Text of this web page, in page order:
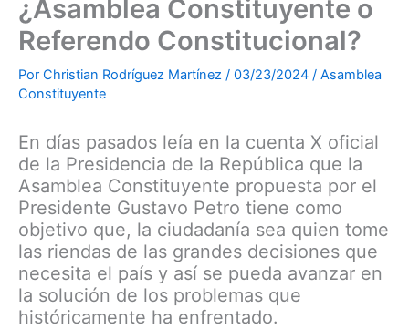
¿Asamblea Constituyente o
Referendo Constitucional?
Por Christian Rodríguez Martínez / 03/23/2024 / Asamblea
Constituyente
En días pasados leía en la cuenta X oficial
de la Presidencia de la República que la
Asamblea Constituyente propuesta por el
Presidente Gustavo Petro tiene como
objetivo que, la ciudadanía sea quien tome
las riendas de las grandes decisiones que
necesita el país y así se pueda avanzar en
la solución de los problemas que
históricamente ha enfrentado.